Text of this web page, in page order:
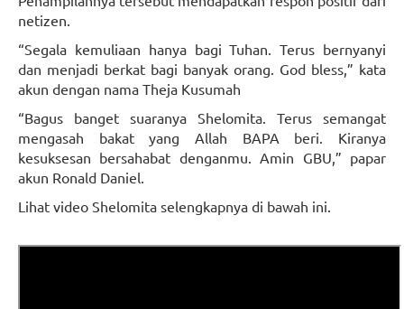
netizen.
“Segala kemuliaan hanya bagi Tuhan. Terus bernyanyi
dan menjadi berkat bagi banyak orang. God bless,” kata
akun dengan nama Theja Kusumah
“Bagus banget suaranya Shelomita. Terus semangat
mengasah bakat yang Allah BAPA beri. Kiranya
kesuksesan bersahabat denganmu. Amin GBU,” papar
akun Ronald Daniel.
Lihat video Shelomita selengkapnya di bawah ini.